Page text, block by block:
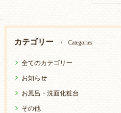
カテゴリー Categories
全てのカテゴリー
お知らせ
お風呂・洗面化粧台
その他